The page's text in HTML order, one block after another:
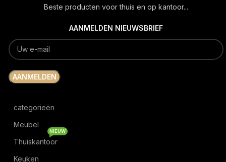
Beste producten voor thuis en op kantoor...
AANMELDEN NIEUWSBRIEF
categorieën
Meubel
Thuiskantoor
NIEUW
Keuken